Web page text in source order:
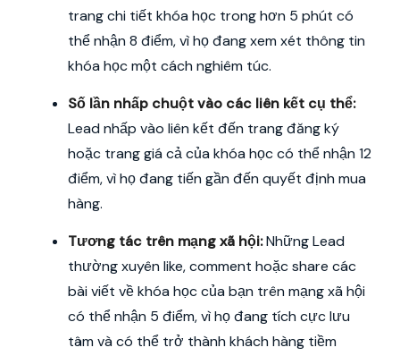
trang chi tiết khóa học trong hơn 5 phút có
thể nhận 8 điểm, vì họ đang xem xét thông tin
khóa học một cách nghiêm túc.
Số lần nhấp chuột vào các liên kết cụ thể:
Lead nhấp vào liên kết đến trang đăng ký
hoặc trang giá cả của khóa học có thể nhận 12
điểm, vì họ đang tiến gần đến quyết định mua
hàng.
Tương tác trên mạng xã hội:Những Lead
thường xuyên like, comment hoặc share các
bài viết về khóa học của bạn trên mạng xã hội
có thể nhận 5 điểm, vì họ đang tích cực lưu
tâm và có thể trở thành khách hàng tiềm